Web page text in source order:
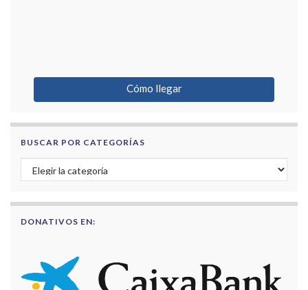
Cómo llegar
BUSCAR POR CATEGORÍAS
Buscar por categorías
DONATIVOS EN: